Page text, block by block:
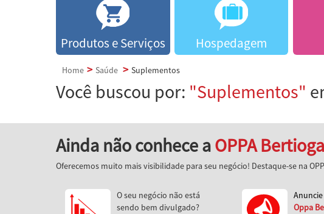
Produtos e Serviços Hospedagem
Home Saúde Suplementos
Você buscou por: "Suplementos"
Ainda não conhece aOPPA
Oferecemos muito mais visibilidade para seu negócio! Destaque-se na
O seu negócio não está
sendo bem divulgado?
Oppa